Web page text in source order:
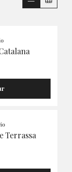
Terrassa